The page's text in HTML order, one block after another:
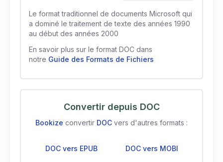
Le format traditionnel de documents Microsoft qui
a dominé le traitement de texte des années 1990
au début des années 2000
En savoir plus sur le format DOC dans
notre Guide des Formats de Fichiers
Convertir depuis DOC
Bookize convertir DOC vers d'autres formats :
DOC vers EPUB DOC vers MOBI